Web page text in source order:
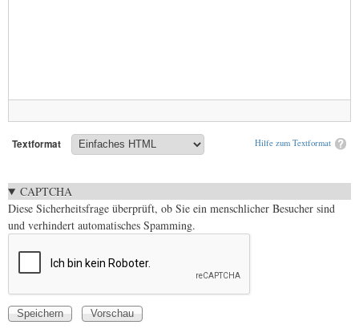
Hilfe zum Textformat
Textformat
CAPTCHA
Diese Sicherheitsfrage überprüft, ob Sie ein menschlicher Besucher sind
und verhindert automatisches Spamming.